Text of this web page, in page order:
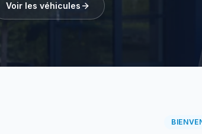
Voir les véhicules